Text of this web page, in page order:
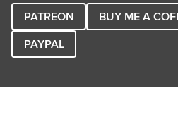
PATREON BUY ME A
PAYPAL